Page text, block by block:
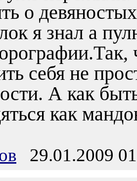
о
я знал а
себя не
А как
как
29.01.2009